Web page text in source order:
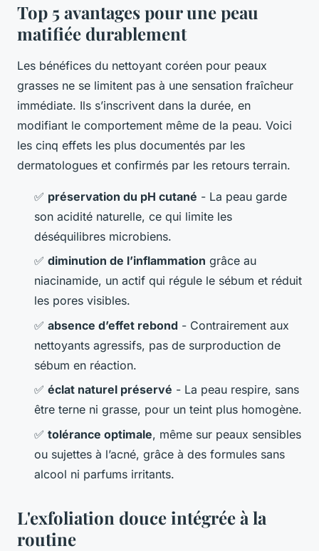
Top 5 avantages pour une peau
matifiée durablement
Les bénéfices du nettoyant coréen pour peaux
grasses ne se limitent pas à une sensation fraîcheur
immédiate. Ils s’inscrivent dans la durée, en
modifiant le comportement même de la peau. Voici
les cinq effets les plus documentés par les
dermatologues et confirmés par les retours terrain.
✅ préservation du pH cutané - La peau garde
son acidité naturelle, ce qui limite les
déséquilibres microbiens.
✅ diminution de l’inflammation grâce au
niacinamide, un actif qui régule le sébum et réduit
les pores visibles.
✅ absence d’effet rebond - Contrairement aux
nettoyants agressifs, pas de surproduction de
sébum en réaction.
✅ éclat naturel préservé - La peau respire, sans
être terne ni grasse, pour un teint plus homogène.
✅ tolérance optimale, même sur peaux sensibles
ou sujettes à l’acné, grâce à des formules sans
alcool ni parfums irritants.
L'exfoliation douce intégrée à la
routine